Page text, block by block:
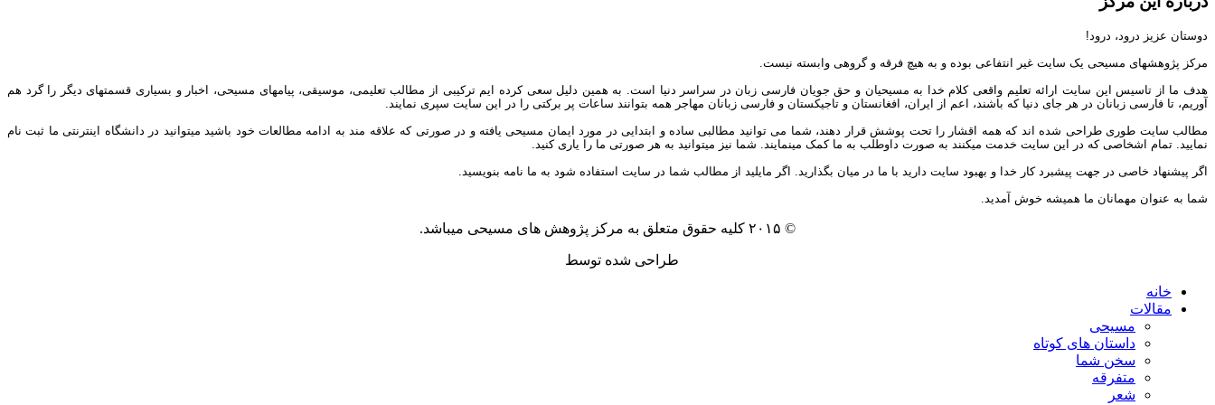
دوستان عزیز درود، درود!
مرکز پژوهشهای مسیحی یک سایت غیر انتفاعی بوده و به هیچ فرقه و گروهی وابسته نیست.
هدف ما از تاسیس این سایت ارائه تعلیم واقعی کلام خدا به مسیحیان و حق جویان فارسی زبان در سراسر دنیا است. به همین دلیل سعی کرده ایم ترکیبی از مطالب تعلیمی، موسیقی، پیامهای مسیحی، اخبار و بسیاری قسمتهای دیگر را گرد هم
آوریم، تا فارسی زبانان در هر جای دنیا که باشند، اعم از ایران، افغانستان و تاجیکستان و فارسی زبانان مهاجر همه بتوانند ساعات پر برکتی را در این سایت سپری نمایند.
مطالب سایت طوری طراحی شده اند که همه اقشار را تحت پوشش قرار دهند، شما می توانید مطالبی ساده و ابتدایی در مورد ایمان مسیحی یافته و در صورتی که علاقه مند به ادامه مطالعات خود باشید میتوانید در دانشگاه اینترنتی ما ثبت نام
نمایید. تمام اشخاصی که در این سایت خدمت میکنند به صورت داوطلب به ما کمک مینمایند. شما نیز میتوانید به هر صورتی ما را یاری کنید.
اگر پیشنهاد خاصی در جهت پیشبرد کار خدا و بهبود سایت دارید با ما در میان بگذارید. اگر مایلید از مطالب شما در سایت استفاده شود به ما نامه بنویسید.
شما به عنوان مهمانان ما همیشه خوش آمدید.
© ۲۰۱۵ کلیه حقوق متعلق به مرکز پژوهش های مسیحی میباشد.
طراحی شده توسط
خانه
مقالات
مسیحی
داستان های کوتاه
سخن شما
متفرقه
شعر